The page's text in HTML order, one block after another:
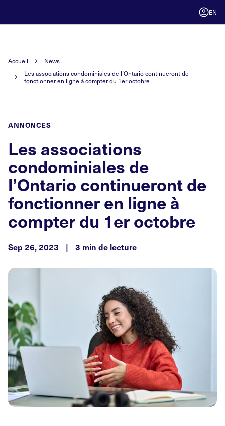
EN
Accueil
News
Les associations condominiales de l’Ontario continueront de
fonctionner en ligne à compter du 1er octobre
ANNONCES
Les associations
condominiales de
l’Ontario continueront de
fonctionner en ligne à
compter du 1er octobre
Sep 26, 2023 | 3 min de lecture